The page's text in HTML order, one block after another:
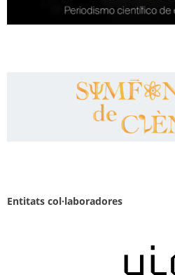
Entitats col·laboradores